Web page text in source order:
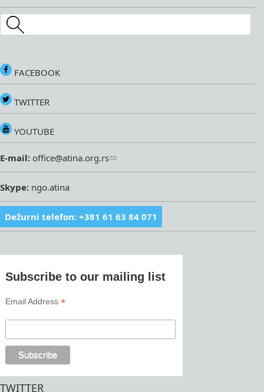
Search this site
FACEBOOK
TWITTER
YOUTUBE
E-mail: office@atina.org.rs
Skype: ngo.atina
Dežurni telefon: +381 61 63 84 071
Subscribe to our mailing list
Email Address*
TWITTER